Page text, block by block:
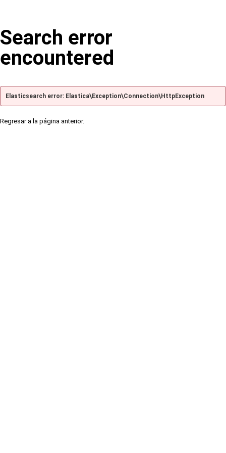
Search error
encountered
Elasticsearch error: Elastica\Exception\Connection\HttpException
Regresar a la página anterior.